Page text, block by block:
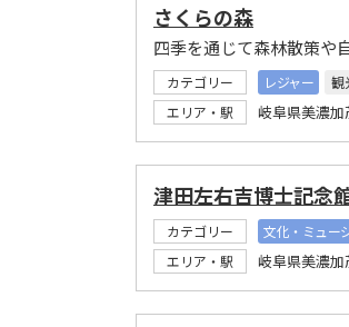
さくらの森
四季を通じて森林散策や
カテゴリー レジャー
観
エリア・駅
岐阜県美濃加
津田左右吉博士記念
カテゴリー
文化・ミュー
エリア・駅
岐阜県美濃加